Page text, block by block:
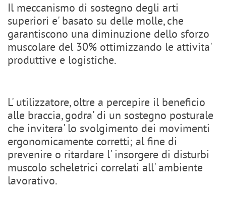
Il meccanismo di sostegno degli arti
superiori e' basato su delle molle, che
garantiscono una diminuzione dello sforzo
muscolare del 30% ottimizzando le attivita'
produttive e logistiche.
L' utilizzatore, oltre a percepire il beneficio
alle braccia, godra' di un sostegno posturale
che invitera' lo svolgimento dei movimenti
ergonomicamente corretti; al fine di
prevenire o ritardare l' insorgere di disturbi
muscolo scheletrici correlati all' ambiente
lavorativo.